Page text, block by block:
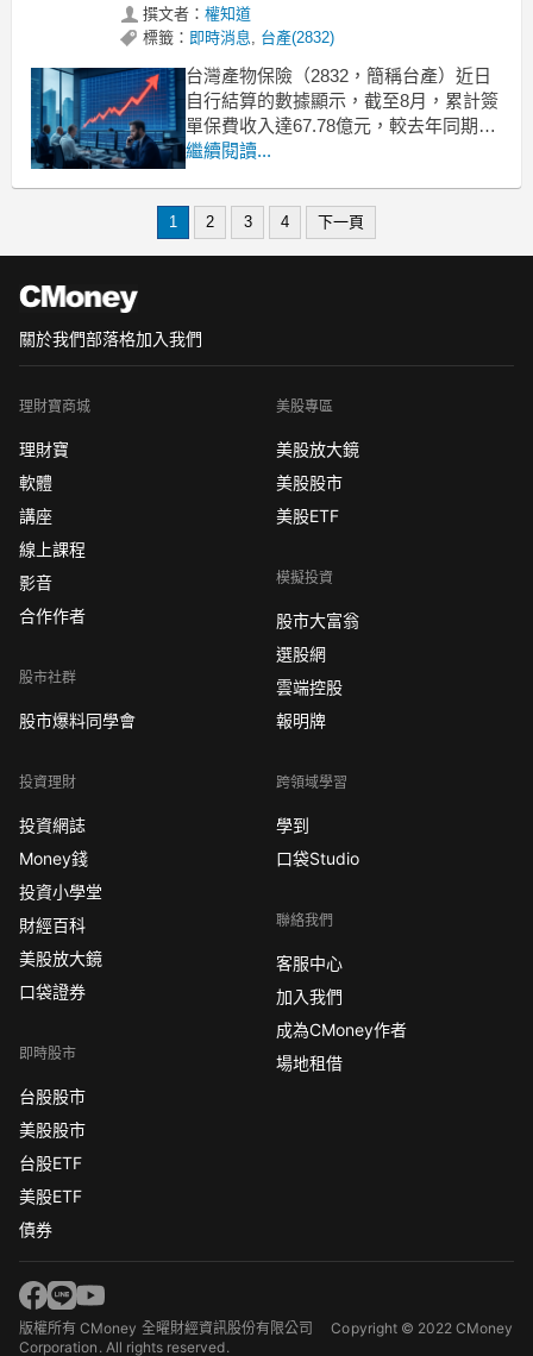
撰文者： 權知道
標籤： 即時消息, 台產(2832)
台灣產物保險（2832，簡稱台產）近日
自行結算的數據顯示，截至8月，累計簽
單保費收入達67.78億元，較去年同期增
長8.7%。同期間，台產的累計營收淨額
示，台產在今年的業務表現上持續穩健
繼續閱讀...
1 2 3 4 下一頁
關於我們部落格加入我們
理財寶商城
理財寶
軟體
講座
線上課程
影音
合作作者
股市社群
股市爆料同學會
投資理財
投資網誌
Money錢
投資小學堂
財經百科
美股放大鏡
口袋證券
即時股市
台股股市
美股股市
台股ETF
美股ETF
債券
美股專區
美股放大鏡
美股股市
美股ETF
模擬投資
股市大富翁
選股網
雲端控股
報明牌
跨領域學習
學到
口袋Studio
聯絡我們
客服中心
加入我們
成為CMoney作者
場地租借
版權所有 CMoney 全曜財經資訊股份有限公司Copyright © 2022 CMoney
Corporation. All rights reserved.